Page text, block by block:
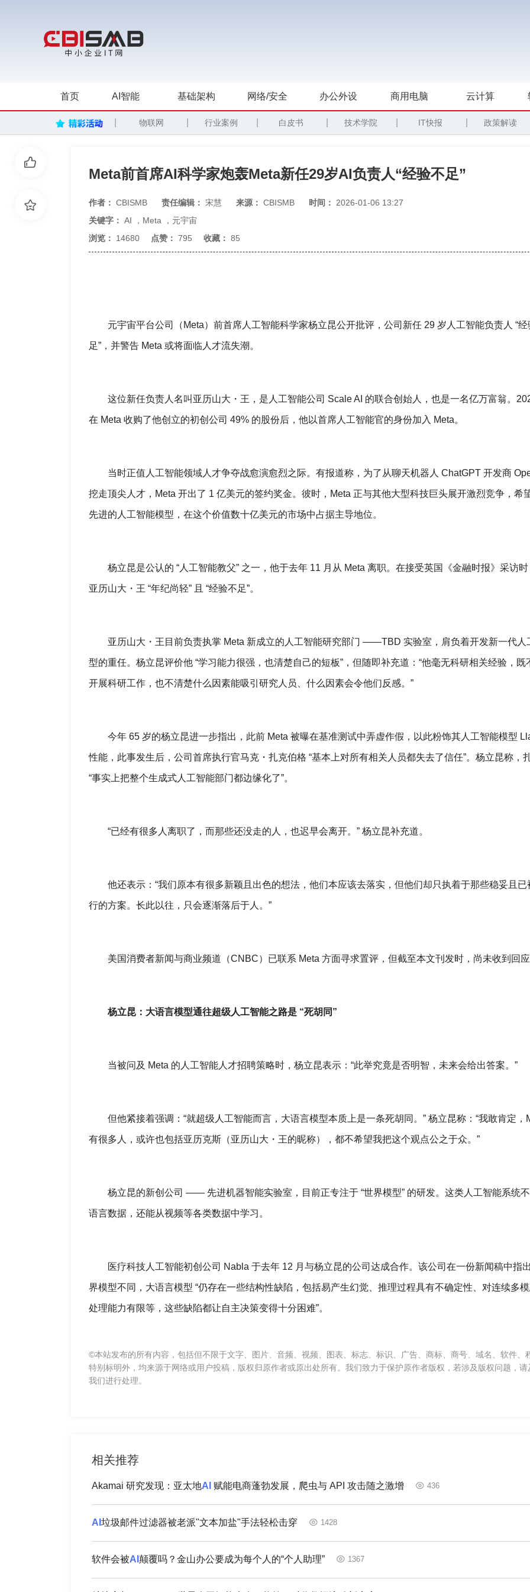
首页 AI智能 基础架构 网络/安全 办公外设 商用电脑 云计算
物联网 行业案例 白皮书 技术学院 IT快报 政策解读
Meta前首席AI科学家炮轰Meta新任29岁AI负责人“经验不足”
作者： CBISMB 责任编辑： 宋慧 来源： CBISMB 时间： 2026-01-06 13:27
关键字： AI ， Meta ， 元宇宙
浏览： 14680 点赞： 795 收藏： 85
元宇宙平台公司（Meta）前首席人工智能科学家杨立昆公开批评，公司新任 29 岁人工智能负责人 “经
足”，并警告 Meta 或将面临人才流失潮。
这位新任负责人名叫亚历山大・王，是人工智能公司 Scale AI 的联合创始人，也是一名亿万富翁。
在 Meta 收购了他创立的初创公司 49% 的股份后，他以首席人工智能官的身份加入 Meta。
当时正值人工智能领域人才争夺战愈演愈烈之际。有报道称，为了从聊天机器人 ChatGPT 开发商
挖走顶尖人才，Meta 开出了 1 亿美元的签约奖金。彼时，Meta 正与其他大型科技巨头展开激烈竞争，希
先进的人工智能模型，在这个价值数十亿美元的市场中占据主导地位。
杨立昆是公认的 “人工智能教父” 之一，他于去年 11 月从 Meta 离职。在接受英国《金融时报》采访时
亚历山大・王 “年纪尚轻” 且 “经验不足”。
亚历山大・王目前负责执掌 Meta 新成立的人工智能研究部门 ——TBD 实验室，肩负着开发新一代人
型的重任。杨立昆评价他 “学习能力很强，也清楚自己的短板”，但随即补充道：“他毫无科研相关经验，既
开展科研工作，也不清楚什么因素能吸引研究人员、什么因素会令他们反感。”
今年 65 岁的杨立昆进一步指出，此前 Meta 被曝在基准测试中弄虚作假，以此粉饰其人工智能模型
性能，此事发生后，公司首席执行官马克・扎克伯格 “基本上对所有相关人员都失去了信任”。杨立昆称，
“事实上把整个生成式人工智能部门都边缘化了”。
“已经有很多人离职了，而那些还没走的人，也迟早会离开。” 杨立昆补充道。
他还表示：“我们原本有很多新颖且出色的想法，他们本应该去落实，但他们却只执着于那些稳妥且已
行的方案。长此以往，只会逐渐落后于人。”
美国消费者新闻与商业频道（CNBC）已联系 Meta 方面寻求置评，但截至本文刊发时，尚未收到回应
杨立昆：大语言模型通往超级人工智能之路是 “死胡同”
当被问及 Meta 的人工智能人才招聘策略时，杨立昆表示：“此举究竟是否明智，未来会给出答案。”
但他紧接着强调：“就超级人工智能而言，大语言模型本质上是一条死胡同。” 杨立昆称：“我敢肯定，
有很多人，或许也包括亚历克斯（亚历山大・王的昵称），都不希望我把这个观点公之于众。”
杨立昆的新创公司 —— 先进机器智能实验室，目前正专注于 “世界模型” 的研发。这类人工智能系统
语言数据，还能从视频等各类数据中学习。
医疗科技人工智能初创公司 Nabla 于去年 12 月与杨立昆的公司达成合作。该公司在一份新闻稿中指
界模型不同，大语言模型 “仍存在一些结构性缺陷，包括易产生幻觉、推理过程具有不确定性、对连续多
处理能力有限等，这些缺陷都让自主决策变得十分困难”。
©本站发布的所有内容，包括但不限于文字、图片、音频、视频、图表、标志、标识、广告、商标、商号、域名、软件、
特别标明外，均来源于网络或用户投稿，版权归原作者或原出处所有。我们致力于保护原作者版权，若涉及版权问题，请
我们进行处理。
相关推荐
Akamai 研究发现：亚太地AI 赋能电商蓬勃发展，爬虫与 API 攻击随之激增 436
AI 垃圾邮件过滤器被老派"文本加盐"手法轻松击穿 1428
软件会被AI 颠覆吗？金山办公要成为每个人的“个人助理” 1367